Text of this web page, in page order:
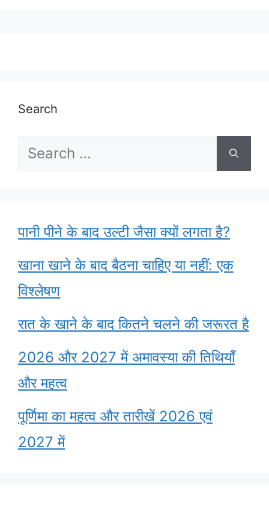
Search
Search
पानी पीने के बाद उल्टी जैसा क्यों लगता है?
खाना खाने के बाद बैठना चाहिए या नहीं: एक
विश्लेषण
रात के खाने के बाद कितने चलने की जरूरत है
2026 और 2027 में अमावस्या की तिथियाँ
और महत्व
पूर्णिमा का महत्व और तारीखें 2026 एवं
2027 में